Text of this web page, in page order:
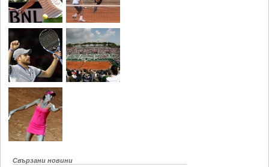
Свързани новини